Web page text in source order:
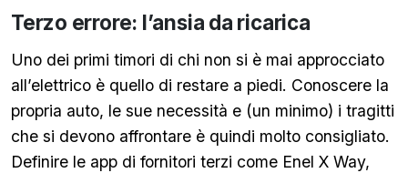
Terzo errore: l’ansia da ricarica
Uno dei primi timori di chi non si è mai approcciato
all’elettrico è quello di restare a piedi. Conoscere la
propria auto, le sue necessità e (un minimo) i tragitti
che si devono affrontare è quindi molto consigliato.
Definire le app di fornitori terzi come Enel X Way,